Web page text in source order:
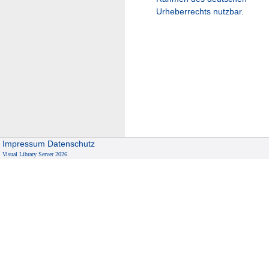
Urheberrechts nutzbar.
Impressum Datenschutz
Visual Library Server 2026